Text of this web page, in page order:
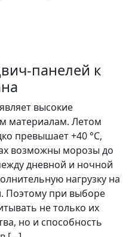
панелей к
высокие
материалам. Летом
превышает +40 °C,
возможны морозы до
дневной и ночной
нагрузку на
Поэтому при выборе
не только их
но и способность